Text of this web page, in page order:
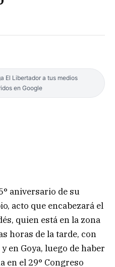
El Libertador a tus medios
en Google
aniversario de su
acto que encabezará el
quien está en la zona
horas de la tarde, con
en Goya, luego de haber
en el 29° Congreso